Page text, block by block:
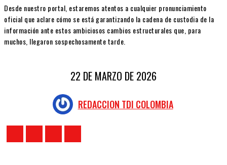
Desde nuestro portal, estaremos atentos a cualquier pronunciamiento
oficial que aclare cómo se está garantizando la cadena de custodia de la
información ante estos ambiciosos cambios estructurales que, para
muchos, llegaron sospechosamente tarde.
22 DE MARZO DE 2026
REDACCION TDI COLOMBIA